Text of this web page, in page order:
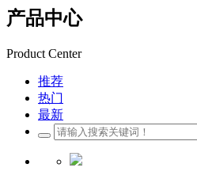
产品中心
Product Center
推荐
热门
最新